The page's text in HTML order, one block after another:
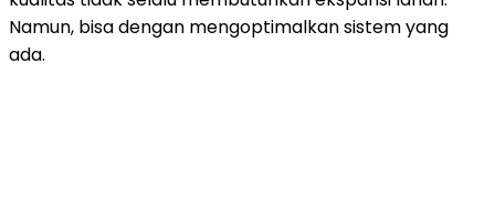
Namun, bisa dengan mengoptimalkan sistem yang
ada.